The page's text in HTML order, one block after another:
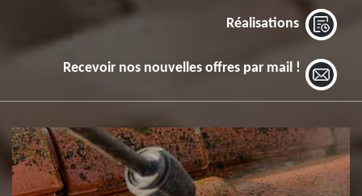
Réalisations
Recevoir nos nouvelles offres par mail !